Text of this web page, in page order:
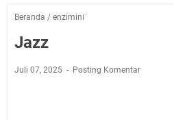
Beranda / enzimini
Jazz
Juli 07, 2025 Posting Komentar